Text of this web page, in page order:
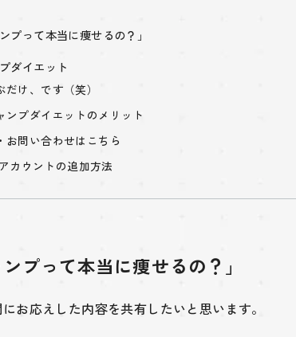
プって本当に痩せるの？」
ダイエット
だけ、です（笑）
ンプダイエットのメリット
お問い合わせはこちら
カウントの追加方法
ンプって本当に痩せるの？」
お応えした内容を共有したいと思います。